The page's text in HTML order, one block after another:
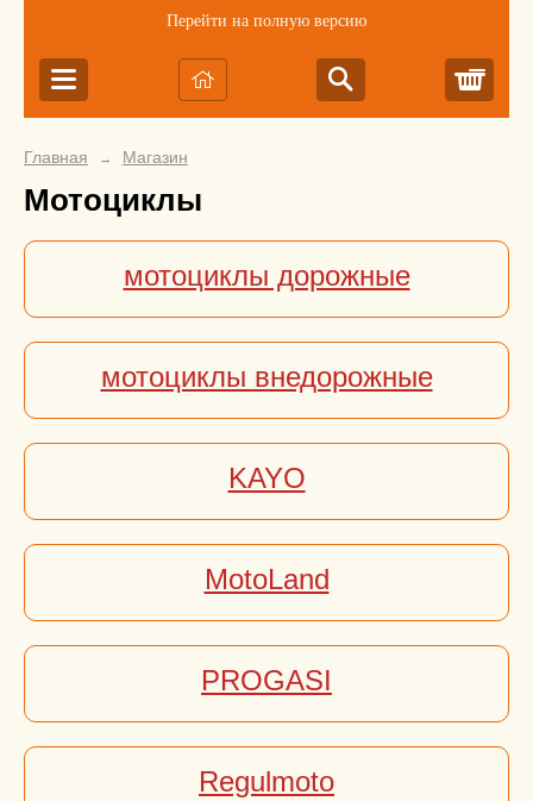
Перейти на полную версию
Главная → Магазин
Мотоциклы
мотоциклы дорожные
мотоциклы внедорожные
KAYO
MotoLand
PROGASI
Regulmoto